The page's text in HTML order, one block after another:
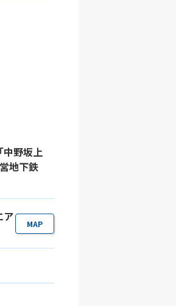
中野坂上
地下鉄
ア
MAP